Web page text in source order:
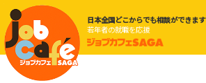
日本全国どこからでも相談ができます
若年者の就職を応援